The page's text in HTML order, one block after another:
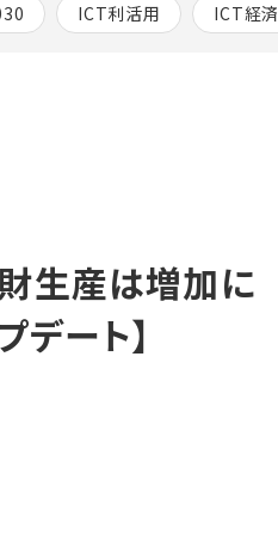
ICT利活用 ICT経済
生産は増加に
ート】